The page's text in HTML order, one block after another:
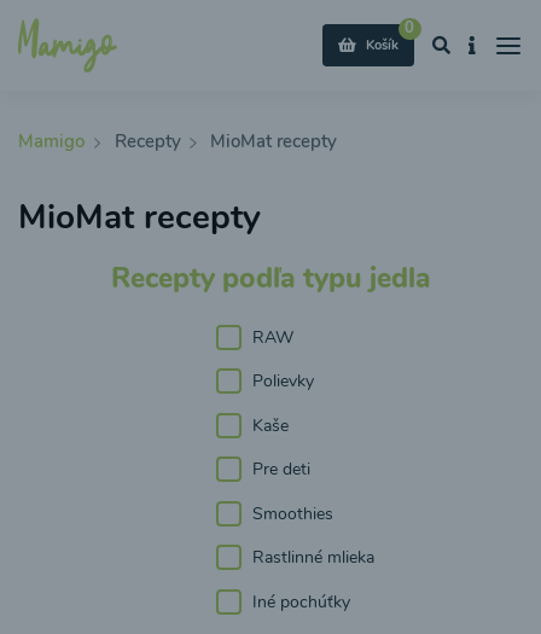
0
Košík
Mamigo Recepty MioMat recepty
MioMat recepty
Recepty podľa typu jedla
RAW
Polievky
Kaše
Pre deti
Smoothies
Rastlinné mlieka
Iné pochúťky